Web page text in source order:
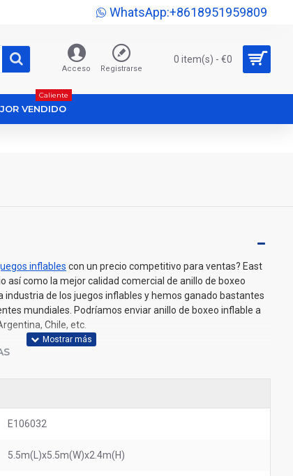
WhatsApp:+8618951959809
Acceso Registrarse
0 item(s) - €0
VENDIDO
Caliente
inflables con un precio competitivo para ventas? East
así como la mejor calidad comercial de anillo de boxeo
industria de los juegos inflables y hemos ganado bastantes
mundiales. Podríamos enviar anillo de boxeo inflable a
Chile, etc.
E106032
5.5m(L)x5.5m(W)x2.4m(H)